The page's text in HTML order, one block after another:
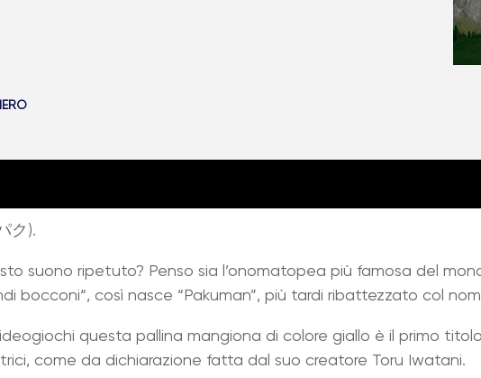
ク).
suono ripetuto? Penso sia l’onomatopea più famosa del
bocconi“, così nasce “Pakuman”, più tardi ribattezzato col
questa pallina mangiona di colore giallo è il primo
come da dichiarazione fatta dal suo creatore Toru Iwatani.